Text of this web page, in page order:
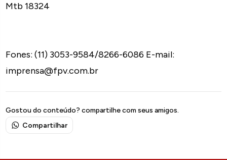
Mtb 18324
Fones: (11) 3053-9584/8266-6086 E-mail:
imprensa@fpv.com.br
Gostou do conteúdo? compartilhe com seus amigos.
Compartilhar